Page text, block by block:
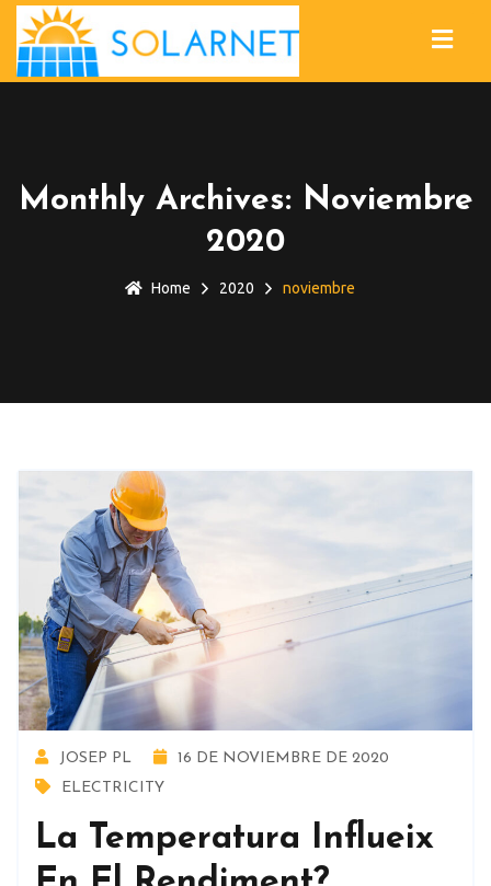
Monthly Archives: Noviembre
2020
Home 2020 noviembre
JOSEP PL
16 DE NOVIEMBRE DE 2020
ELECTRICITY
La Temperatura Influeix